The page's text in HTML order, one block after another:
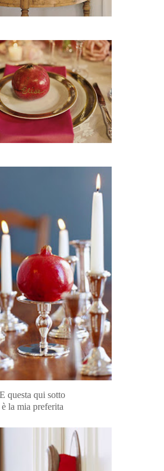
E questa qui sotto
è la mia preferita